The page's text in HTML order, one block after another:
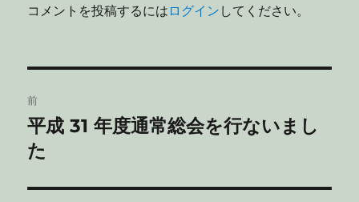
コメントを投稿するにはログインしてください。
稿
ナ
ビ
前
前
の
稿:
平成 31 年度通常総会を行ないまし
た